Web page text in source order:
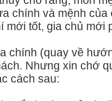
chính và mệnh
mới tốt, gia chủ mới
chính (quay về
Nhưng xin chớ
cách sau: